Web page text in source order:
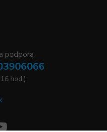
podpora
hod.)